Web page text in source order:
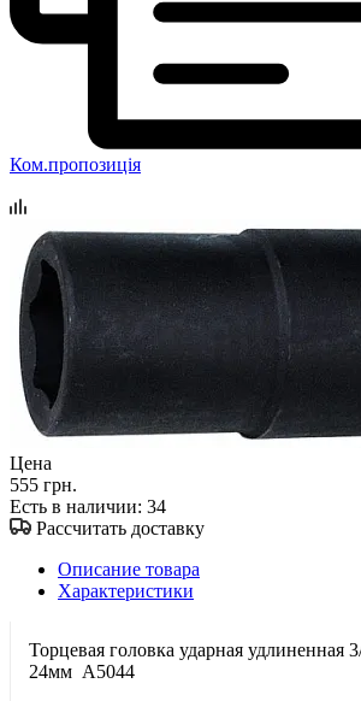
Ком.пропозиція
Цена
555 грн.
Есть в наличии: 34
Рассчитать доставку
Описание товара
Характеристики
Торцевая головка ударная удлиненная
24мм A5044